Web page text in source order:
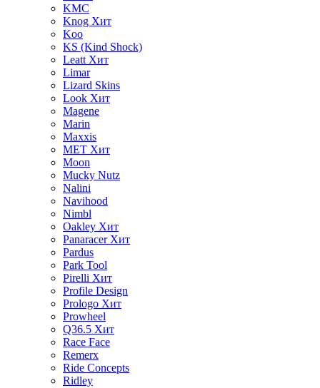
KMC
Knog Хит
Koo
KS (Kind Shock)
Leatt Хит
Limar
Lizard Skins
Look Хит
Magene
Marin
Maxxis
MET Хит
Moon
Mucky Nutz
Nalini
Navihood
Nimbl
Oakley Хит
Panaracer Хит
Pardus
Park Tool
Pirelli Хит
Profile Design
Prologo Хит
Prowheel
Q36.5 Хит
Race Face
Remerx
Ride Concepts
Ridley